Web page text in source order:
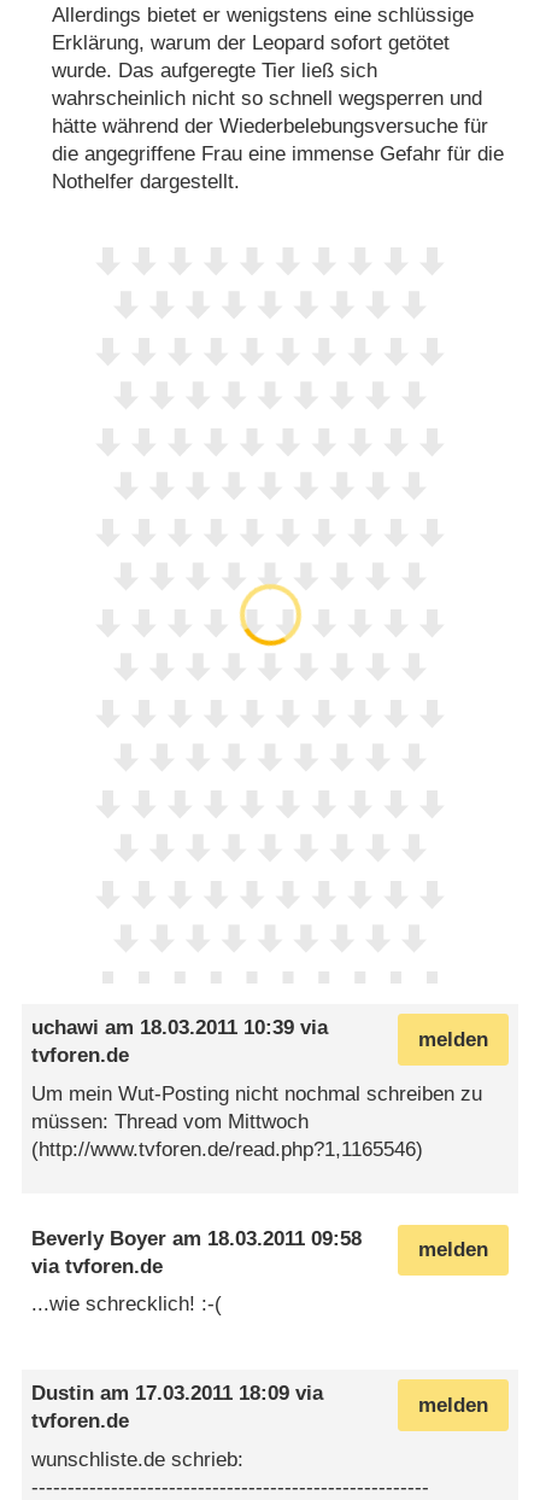
Allerdings bietet er wenigstens eine schlüssige
Erklärung, warum der Leopard sofort getötet
wurde. Das aufgeregte Tier ließ sich
wahrscheinlich nicht so schnell wegsperren und
hätte während der Wiederbelebungsversuche für
die angegriffene Frau eine immense Gefahr für die
Nothelfer dargestellt.
melden
uchawi am 18.03.2011 10:39 via
tvforen.de
Um mein Wut-Posting nicht nochmal schreiben zu
müssen: Thread vom Mittwoch
(http://www.tvforen.de/read.php?1,1165546)
melden
Beverly Boyer am 18.03.2011 09:58
viatvforen.de
...wie schrecklich! :-(
melden
Dustin am 17.03.2011 18:09 via
tvforen.de
wunschliste.de schrieb:
-------------------------------------------------------